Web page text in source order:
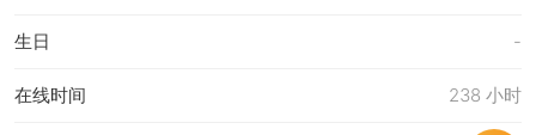
-
生日
238 小时
在线时间